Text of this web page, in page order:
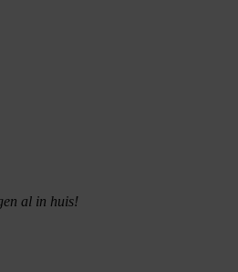
al in huis!